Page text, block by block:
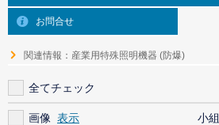
お問合せ
関連情報：産業用特殊照明機器 (防爆)
全てチェック
画像 小組